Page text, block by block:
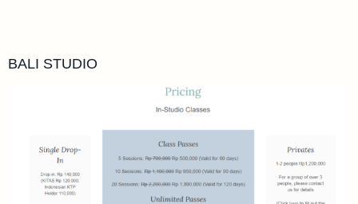
BALI STUDIO